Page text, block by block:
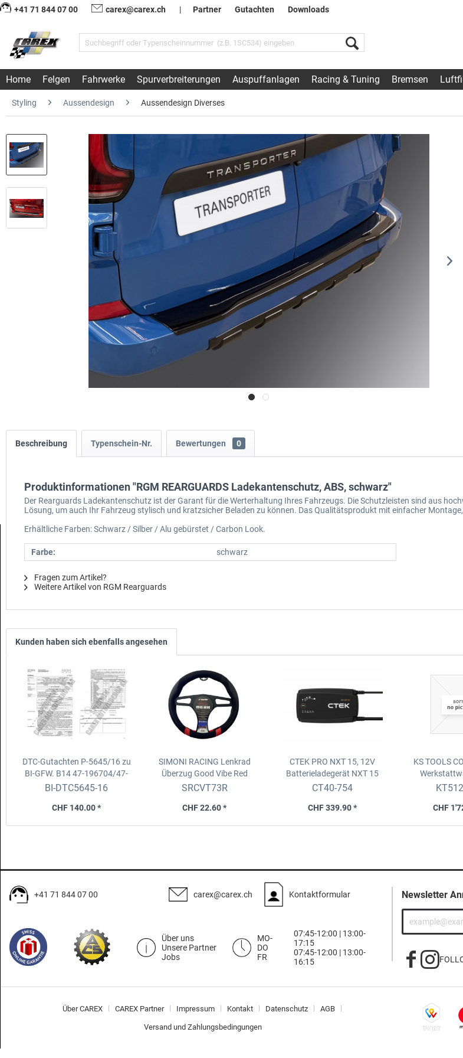
+41 71 844 07 00 carex@carex.ch | Partner Gutachten Downloads
Home Felgen Fahrwerke Spurverbreiterungen Auspuffanlagen Racing & Tuning Bremsen
Styling Aussendesign Aussendesign Diverses
Beschreibung Typenschein-Nr. Bewertungen 0
Produktinformationen "RGM REARGUARDS Ladekantenschutz, ABS, schwarz"
Der Rearguards Ladekantenschutz ist der Garant für die Werterhaltung Ihres Fahrzeugs. Die Schutzleisten sind aus
Lösung, um auch Ihr Fahrzeug stylisch und kratzsicher Beladen zu können. Das Qualitätsprodukt mit einfacher
Erhältliche Farben: Schwarz / Silber / Alu gebürstet / Carbon Look.
Farbe: schwarz
Fragen zum Artikel?
Weitere Artikel von RGM Rearguards
Kunden haben sich ebenfalls angesehen
DTC-Gutachten P-5645/16 zu
BI-GFW. B1447-196704/47-
222564 VW T5+T6 (7...) 2+4WD
BI-DTC5645-16
CHF 140.00 *
SIMONI RACING Lenkrad
Überzug Good Vibe Red
Kunstleder + Mikrofaser,
SRCVT73R
CHF 22.60 *
CTEK PRO NXT 15, 12V
Batterieladegerät NXT 15
CT40-754
CHF 339.90 *
KS TOOLS
Schubladen
CHF
+41 71 844 07 00 carex@carex.ch Kontaktformular
Über uns
Unsere Partner
Jobs
MO-
DO
FR
07:45-12:00 | 13:00-
17:15
07:45-12:00 | 13:00-
16:15
Newsletter
Über CAREX CAREX Partner Impressum Kontakt Datenschutz AGB
Versand und Zahlungsbedingungen